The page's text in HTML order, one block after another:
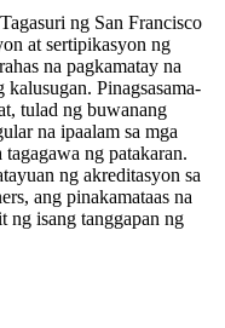
ng San Francisco
at sertipikasyon ng
na pagkamatay na
Pinagsasama-
tulad ng buwanang
na ipaalam sa mga
ng patakaran.
ng akreditasyon sa
ang pinakamataas na
ng isang tanggapan ng